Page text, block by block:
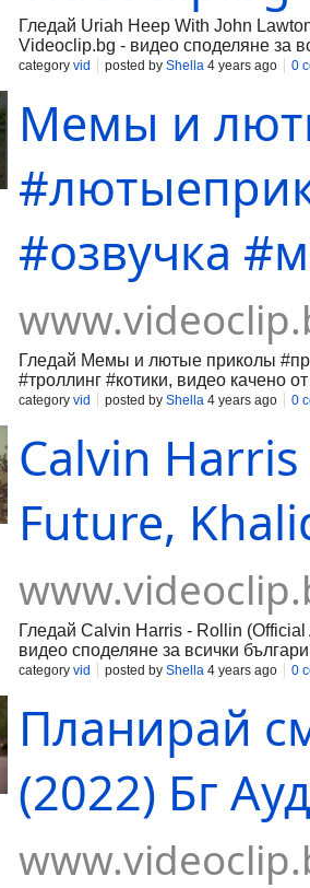
Гледай Uriah Heep With John
Videoclip.bg - видео споделяне за
category vid posted by Shella 4 years ago 0
Мемы и
#озвучка
Гледай Мемы и лютые приколы
#троллинг #котики, видео качено
category vid posted by Shella 4 years ago 0
Calvin
Future,
Гледай Calvin Harris - Rollin
видео споделяне за всички
category vid posted by Shella 4 years ago 0
Планирай
(2022) Бг